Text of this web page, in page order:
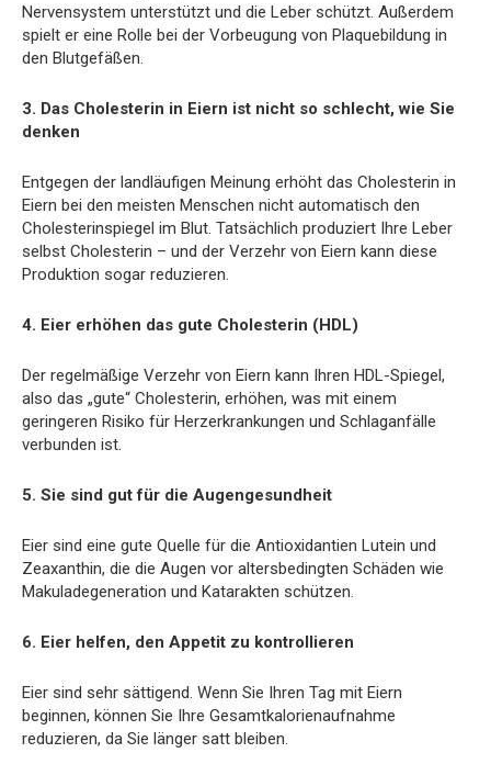
Nervensystem unterstützt und die Leber schützt. Außerdem
spielt er eine Rolle bei der Vorbeugung von Plaquebildung in
den Blutgefäßen.
3. Das Cholesterin in Eiern ist nicht so schlecht, wie Sie
denken
Entgegen der landläufigen Meinung erhöht das Cholesterin in
Eiern bei den meisten Menschen nicht automatisch den
Cholesterinspiegel im Blut. Tatsächlich produziert Ihre Leber
selbst Cholesterin – und der Verzehr von Eiern kann diese
Produktion sogar reduzieren.
4. Eier erhöhen das gute Cholesterin (HDL)
Der regelmäßige Verzehr von Eiern kann Ihren HDL-Spiegel,
also das „gute“ Cholesterin, erhöhen, was mit einem
geringeren Risiko für Herzerkrankungen und Schlaganfälle
verbunden ist.
5. Sie sind gut für die Augengesundheit
Eier sind eine gute Quelle für die Antioxidantien Lutein und
Zeaxanthin, die die Augen vor altersbedingten Schäden wie
Makuladegeneration und Katarakten schützen.
6. Eier helfen, den Appetit zu kontrollieren
Eier sind sehr sättigend. Wenn Sie Ihren Tag mit Eiern
beginnen, können Sie Ihre Gesamtkalorienaufnahme
reduzieren, da Sie länger satt bleiben.